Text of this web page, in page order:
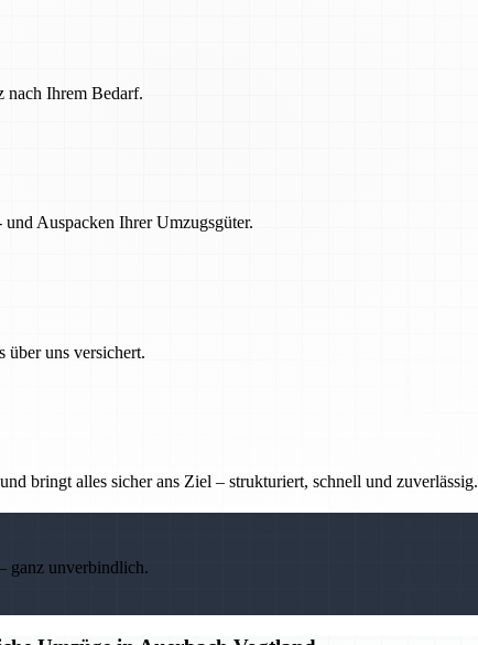
nach Ihrem Bedarf.
Auspacken Ihrer Umzugsgüter.
über uns versichert.
bringt alles sicher ans Ziel – strukturiert, schnell und zuverlässig.
ganz unverbindlich.